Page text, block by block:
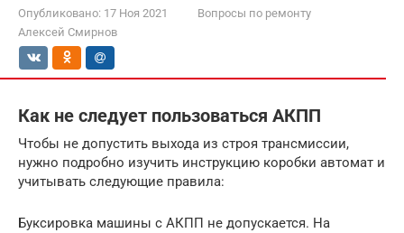
Опубликовано: 17 Ноя 2021
Вопросы по ремонту
Алексей Смирнов
Как не следует пользоваться АКПП
Чтобы не допустить выхода из строя трансмиссии,
нужно подробно изучить инструкцию коробки автомат и
учитывать следующие правила:
Буксировка машины с АКПП не допускается. На